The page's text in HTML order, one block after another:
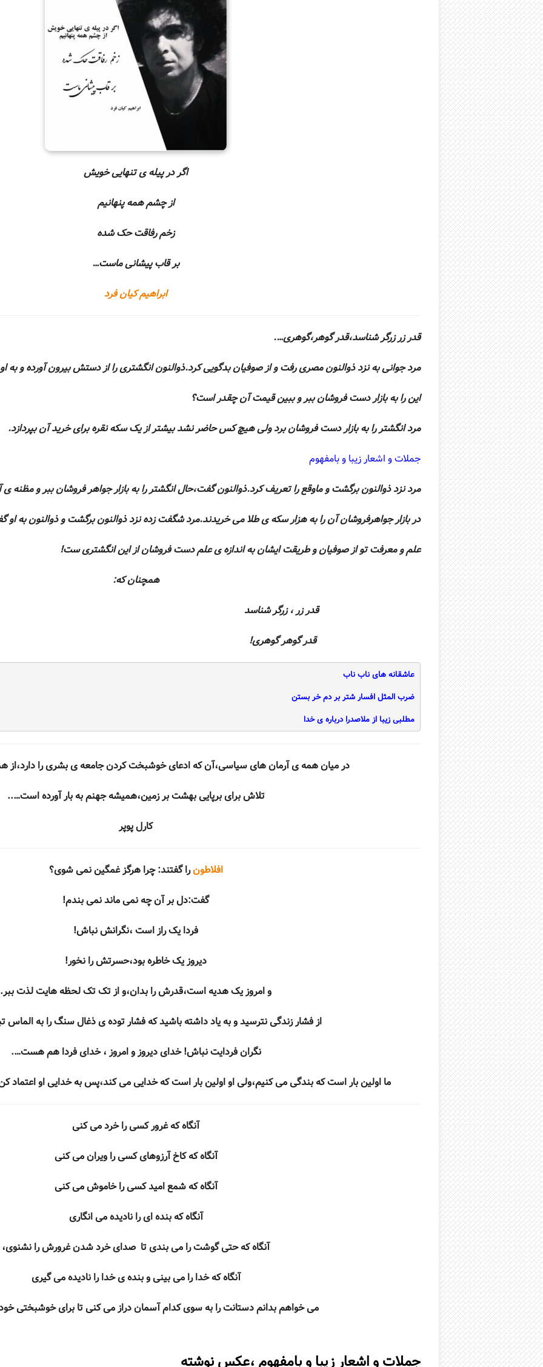
اگر در پیله ی تنهایی خویش
از چشم همه پنهانیم
زخم رفاقت حک شده
بر قاب پیشانی ماست…
ابراهیم کیان فرد
قدر زر زرگر شناسد،قدر گوهر،گوهری….
مرد جوانی به نزد ذوالنون مصری رفت و از صوفیان بدگویی کرد.ذوالنون انگشتری را از دستش بیرون آورده و به
این را به بازار دست فروشان ببر و ببین قیمت آن چقدر است؟
مرد انگشتر را به بازار دست فروشان برد ولی هیچ کس حاضر نشد بیشتر از یک سکه نقره برای خرید آن بپردازد.
جملات و اشعار زیبا و بامفهوم
مرد نزد ذوالنون برگشت و ماوقع را تعریف کرد.ذوالنون گفت،حال انگشتر را به بازار جواهر فروشان ببر و مظنه
در بازار جواهرفروشان آن را به هزار سکه ی طلا می خریدند.مرد شگفت زده نزد ذوالنون برگشت و ذوالنون به او
علم و معرفت تو از صوفیان و طریقت ایشان به اندازه ی علم دست فروشان از این انگشتری ست!
همچنان که:
قدر زر ، زرگر شناسد
قدر گوهر گوهری!
عاشقانه های ناب ناب
ضرب المثل افسار شتر بر دم خر بستن
مطلبی زیبا از ملاصدرا درباره ی خدا
در میان همه ی آرمان های سیاسی،آن که ادعای خوشبخت کردن جامعه ی بشری را
تلاش برای برپایی بهشت بر زمین،همیشه جهنم به بار آورده است…..
کارل پوپر
افلاطونرا گفتند: چرا هرگز غمگین نمی شوی؟
گفت:دل بر آن چه نمی ماند نمی بندم!
فردا یک راز است ،نگرانش نباش!
دیروز یک خاطره بود،حسرتش را نخور!
و امروز یک هدیه است،قدرش را بدان،و از تک تک لحظه هایت لذت ببر.
از فشار زندگی نترسید و به یاد داشته باشید که فشار توده ی ذغال سنگ را به الماس
نگران فردایت نباش! خدای دیروز و امروز ، خدای فردا هم هست….
ما اولین بار است که بندگی می کنیم،ولی او اولین بار است که خدایی می کند،پس به خدایی او اعتماد کن
آنگاه که غرور کسی را خرد می کنی
آنگاه که کاخ آرزوهای کسی را ویران می کنی
آنگاه که شمع امید کسی را خاموش می کنی
آنگاه که بنده ای را نادیده می انگاری
آنگاه که حتی گوشت را می بندی تا صدای خرد شدن غرورش را نشنوی،
آنگاه که خدا را می بینی و بنده ی خدا را نادیده می گیری
می خواهم بدانم دستانت را به سوی کدام آسمان دراز می کنی تا برای خوشبختی
جملات و اشعار زیبا و بامفهوم ،عکس نوشته